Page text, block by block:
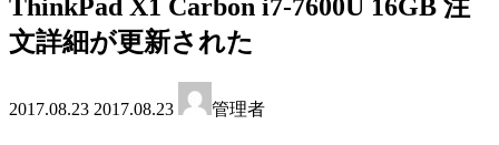
ThinkPad X1 Carbon i7-7600U 16GB 注
文詳細が更新された
2017.08.23 終
2017.08.23 管理者